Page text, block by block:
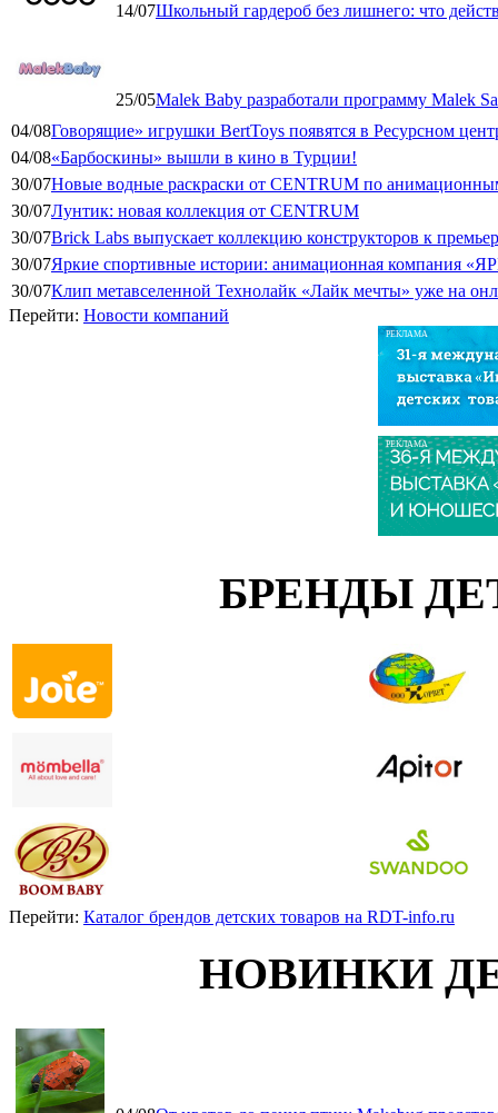
14/07Школьный гардероб без лишнего: что
25/05Malek Baby разработали программу Malek
04/08Говорящие» игрушки BertToys появятся в Ресурсном
04/08«Барбоскины» вышли в кино в Турции!
30/07Новые водные раскраски от CENTRUM по
30/07Лунтик: новая коллекция от CENTRUM
30/07Brick Labs выпускает коллекцию конструкторов к
30/07Яркие спортивные истории: анимационная компания
30/07Клип метавселенной Технолайк «Лайк мечты» уже на
Перейти: Новости компаний
РЕКЛАМА
РЕКЛАМА
БРЕНДЫ
Перейти: Каталог брендов детских товаров на RDT-info.ru
НОВИНКИ